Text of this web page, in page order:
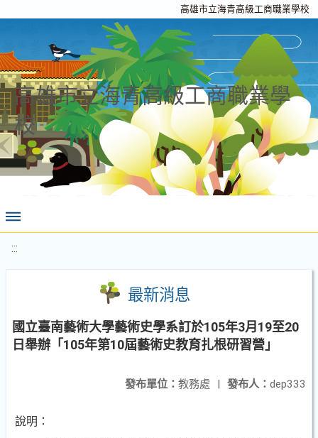
高雄市立海青高級工商職業學校
高雄市立海青高級工商職業學
校
:::
最新消息
國立臺南藝術大學藝術史學系訂於105年3月19至20
日舉辦「105年第10屆藝術史教育扎根研習營」
發布人： dep333
發布單位： 教務處 |
說明：